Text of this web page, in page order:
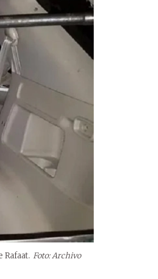
Rafaat. Foto: Archivo